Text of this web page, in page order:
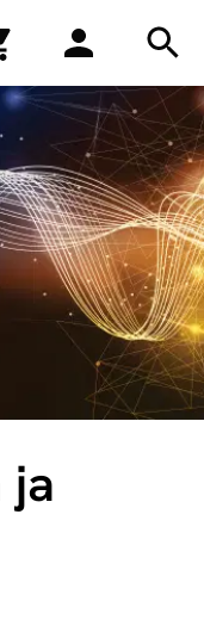
Avaa navigaatio
ja